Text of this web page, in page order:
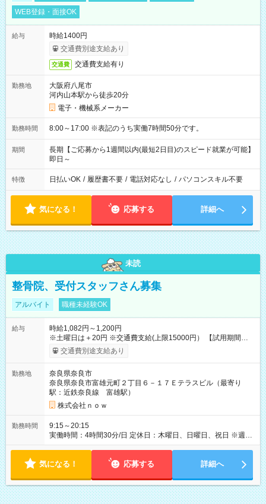
WEB登録・面接OK
給与
時給1400円
交通費別途支給あり
交通費 交通費支給有り
勤務地
大阪府八尾市
河内山本駅から徒歩20分
電子・機械系メーカー
勤務時間 8:00～17:00 ※表記のうち実働7時間50分です。
期間
長期【ご応募から1週間以内(最短2日目)のスピード就業が可能】
即日～
特徴 日払いOK / 履歴書不要 / 電話対応なし / パソコンスキル不要
気になる！ 応募する 詳細へ
未読
整骨院、受付スタッフさん募集
アルバイト 職種未経験OK
給与
時給1,082円～1,200円
※土曜日は＋20円 ※交通費支給(上限15000円） 【試用期間】試
用期間なし
交通費別途支給あり
勤務地
奈良県奈良市
奈良県奈良市富雄元町２丁目６－１７Ｅテラスビル（最寄り
駅：近鉄奈良線 富雄駅）
株式会社ｎｏｗ
勤務時間
9:15～20:15
実働時間：4時間30分/日 定休日：木曜日、日曜日、祝日 ※週2
日以上ご勤務いただける方、大歓迎です ※勤務時間： 平日 午
時30分～13時45分／午後15時45分～19時30分
気になる！ 応募する 詳細へ